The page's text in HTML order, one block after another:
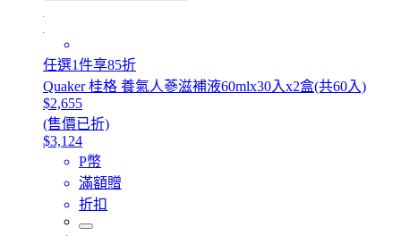
任選1件享85折
Quaker 桂格 養氣人蔘滋補液60mlx30入x2盒(共60入)
$2,655
(售價已折)
$3,124
P幣
滿額贈
折扣